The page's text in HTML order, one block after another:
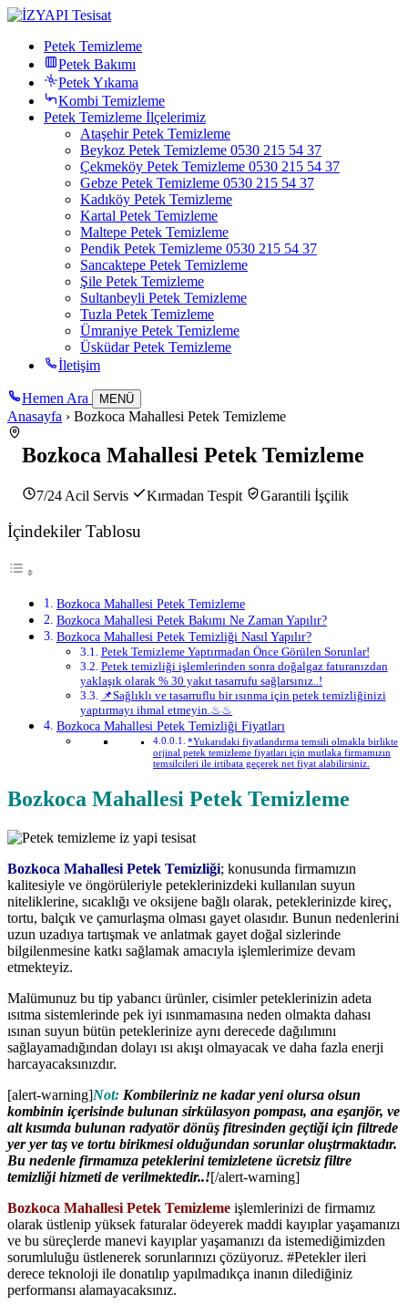
Petek Temizleme
Petek Bakımı
Petek Yıkama
Kombi Temizleme
Petek Temizleme İlçelerimiz
Ataşehir Petek Temizleme
Beykoz Petek Temizleme 0530 215 54 37
Çekmeköy Petek Temizleme 0530 215 54 37
Gebze Petek Temizleme 0530 215 54 37
Kadıköy Petek Temizleme
Kartal Petek Temizleme
Maltepe Petek Temizleme
Pendik Petek Temizleme 0530 215 54 37
Sancaktepe Petek Temizleme
Şile Petek Temizleme
Sultanbeyli Petek Temizleme
Tuzla Petek Temizleme
Ümraniye Petek Temizleme
Üsküdar Petek Temizleme
İletişim
Hemen Ara MENÜ
Anasayfa › Bozkoca Mahallesi Petek Temizleme
Bozkoca Mahallesi Petek Temizleme
7/24 Acil Servis Kırmadan Tespit Garantili İşçilik
İçindekiler Tablosu
Bozkoca Mahallesi Petek Temizleme
Bozkoca Mahallesi Petek Bakımı Ne Zaman Yapılır?
Bozkoca Mahallesi Petek Temizliği Nasıl Yapılır?
Petek Temizleme Yaptırmadan Önce Görülen Sorunlar!
Petek temizliği işlemlerinden sonra doğalgaz faturanızdan
yaklaşık olarak % 30 yakıt tasarrufu sağlarsınız..!
📌Sağlıklı ve tasarruflu bir ısınma için petek temizliğinizi
yaptırmayı ihmal etmeyin.♨♨
Bozkoca Mahallesi Petek Temizliği Fiyatları
*Yukarıdaki fiyatlandırma temsili olmakla birlikte
orjinal petek temizleme fiyatları için mutlaka firmamızın
temsilcileri ile irtibata geçerek net fiyat alabilirsiniz.
Bozkoca Mahallesi Petek Temizleme
Bozkoca Mahallesi Petek Temizliği; konusunda firmamızın
kalitesiyle ve öngörüleriyle peteklerinizdeki kullanılan suyun
niteliklerine, sıcaklığı ve oksijene bağlı olarak, peteklerinizde kireç,
tortu, balçık ve çamurlaşma olması gayet olasıdır. Bunun nedenlerini
uzun uzadıya tartışmak ve anlatmak gayet doğal sizlerinde
bilgilenmesine katkı sağlamak amacıyla işlemlerimize devam
etmekteyiz.
Malümunuz bu tip yabancı ürünler, cisimler peteklerinizin adeta
ısıtma sistemlerinde pek iyi ısınmamasına neden olmakta dahası
ısınan suyun bütün peteklerinize aynı derecede dağılımını
sağlayamadığından dolayı ısı akışı olmayacak ve daha fazla enerji
harcayacaksınızdır.
[alert-warning]Not: Kombileriniz ne kadar yeni olursa olsun
kombinin içerisinde bulunan sirkülasyon pompası, ana eşanjör, ve
alt kısımda bulunan radyatör dönüş fitresinden geçtiği için filtrede
yer yer taş ve tortu birikmesi olduğundan sorunlar oluştrmaktadır.
Bu nedenle firmamıza peteklerini temizletene ücretsiz filtre
temizliği hizmeti de verilmektedir..![/alert-warning]
Bozkoca Mahallesi Petek Temizleme işlemlerinizi de firmamız
olarak üstlenip yüksek faturalar ödeyerek maddi kayıplar yaşamanızı
ve bu süreçlerde manevi kayıplar yaşamanızı da istemediğimizden
sorumluluğu üstlenerek sorunlarınızı çözüyoruz. #Petekler ileri
derece teknoloji ile donatılıp yapılmadıkça inanın dilediğiniz
performansı alamayacaksınız.